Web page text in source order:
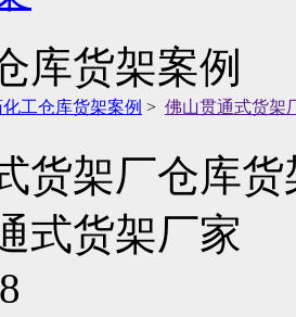
库货架案例
化工仓库货架案例 > 佛山贯通式货架
货架厂仓库
式货架厂家